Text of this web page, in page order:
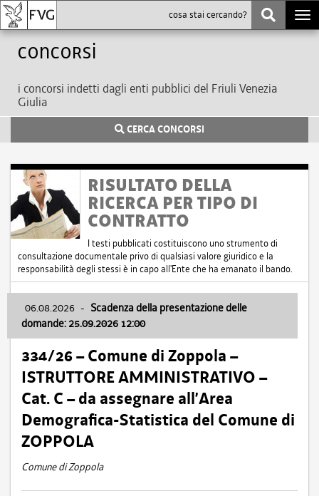
Concorsi
i concorsi indetti dagli enti pubblici del Friuli Venezia
Giulia
CERCA CONCORSI
RISULTATO DELLA
RICERCA PER TIPO DI
CONTRATTO
I testi pubblicati costituiscono uno strumento di
consultazione documentale privo di qualsiasi valore giuridico e la
responsabilità degli stessi è in capo all'Ente che ha emanato il bando.
06.08.2026 - Scadenza della presentazione delle
domande: 25.09.2026 12:00
334/26 – Comune di Zoppola –
ISTRUTTORE AMMINISTRATIVO –
Cat. C – da assegnare all’Area
Demografica-Statistica del Comune di
ZOPPOLA
Comune di Zoppola